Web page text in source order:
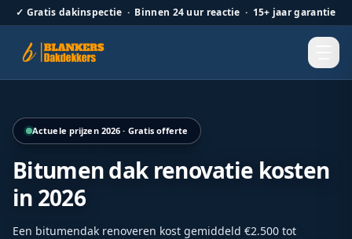
✓ Gratis dakinspectie · Binnen 24 uur reactie · 15+ jaar garantie
Actuele prijzen 2026 · Gratis offerte
Bitumen dak renovatie kosten
in 2026
Een bitumendak renoveren kost gemiddeld €2.500 tot